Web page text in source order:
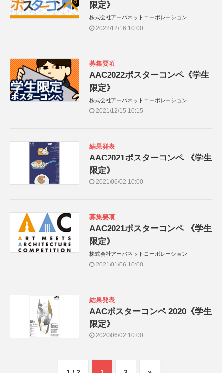
限定》
株式会社アーバネットコーポレーション
2022/12/16 10:00
募集要項
AAC2022ポスターコンペ《学生
限定》
株式会社アーバネットコーポレーション
2021/12/15 10:15
結果発表
AAC2021ポスターコンペ 《学生
限定》
2021/06/02 10:00
募集要項
AAC2021ポスターコンペ 《学生
限定》
株式会社アーバネットコーポレーション
2021/01/06 10:00
結果発表
AACポスターコンペ 2020《学生
限定》
2020/06/02 10:00